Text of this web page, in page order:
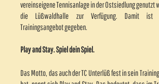
vereinseigene Tennisanlage in der Ostsiedlung genutzt
die Lüßwaldhalle zur Verfügung. Damit ist
Trainingsangebot gegeben.
Play and Stay. Spiel dein Spiel.
Das Motto, das auch der TC Unterlüß fest in sein